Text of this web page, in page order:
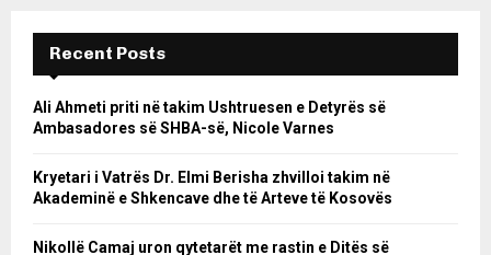
Recent Posts
Ali Ahmeti priti në takim Ushtruesen e Detyrës së
Ambasadores së SHBA-së, Nicole Varnes
Kryetari i Vatrës Dr. Elmi Berisha zhvilloi takim në
Akademinë e Shkencave dhe të Arteve të Kosovës
Nikollë Camaj uron qytetarët me rastin e Ditës së